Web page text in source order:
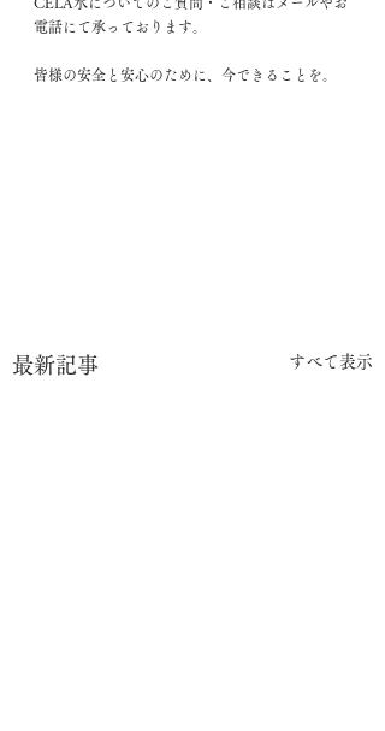
電話にて承っております。
皆様の安全と安心のために、今できることを。
最新記事 すべて表示